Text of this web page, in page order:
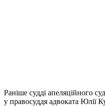
Раніше судді апеляційного
у правосуддя адвоката Юлії